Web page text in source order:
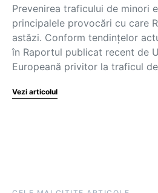
Prevenirea traficului de minori
principalele provocări cu care
astăzi. Conform tendințelor
în Raportul publicat recent de
Europeană privitor la traficul
Vezi articolul